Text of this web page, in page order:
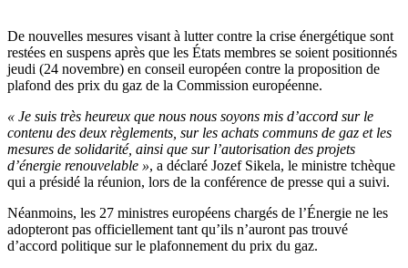
De nouvelles mesures visant à lutter contre la crise énergétique sont
restées en suspens après que les États membres se soient positionnés
jeudi (24 novembre) en conseil européen contre la proposition de
plafond des prix du gaz de la Commission européenne.
« Je suis très heureux que nous nous soyons mis d’accord sur le
contenu des deux règlements, sur les achats communs de gaz et les
mesures de solidarité, ainsi que sur l’autorisation des projets
d’énergie renouvelable », a déclaré Jozef Sikela, le ministre tchèque
qui a présidé la réunion, lors de la conférence de presse qui a suivi.
Néanmoins, les 27 ministres européens chargés de l’Énergie ne les
adopteront pas officiellement tant qu’ils n’auront pas trouvé
d’accord politique sur le plafonnement du prix du gaz.